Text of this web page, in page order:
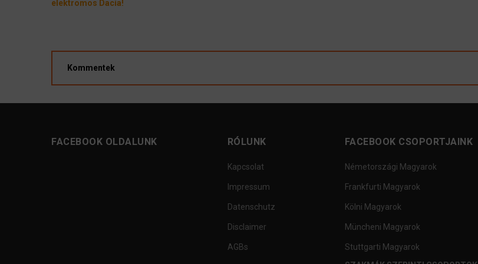
elektromos Dacia!
Kommentek
FACEBOOK OLDALUNK RÓLUNK
Kapcsolat
Impressum
Datenschutz
Disclaimer
AGBs
FACEBOOK CSOPORTJAINK
Németországi Magyarok
Frankfurti Magyarok
Kölni Magyarok
Müncheni Magyarok
Stuttgarti Magyarok